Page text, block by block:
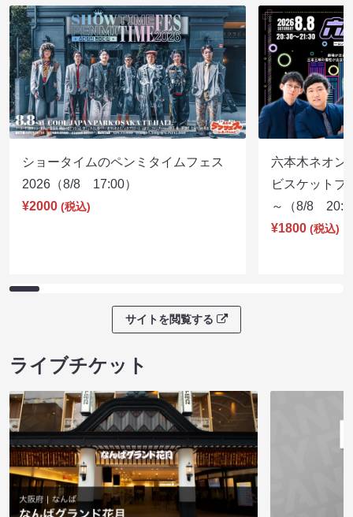
ショータイムのペンミタイムフェス
2026（8/8 17:00）
¥2000 (税込)
六本木ネオン
ビスケットブ
～（8/8
¥1800 (税込)
サイトを閲覧する
ライブチケット